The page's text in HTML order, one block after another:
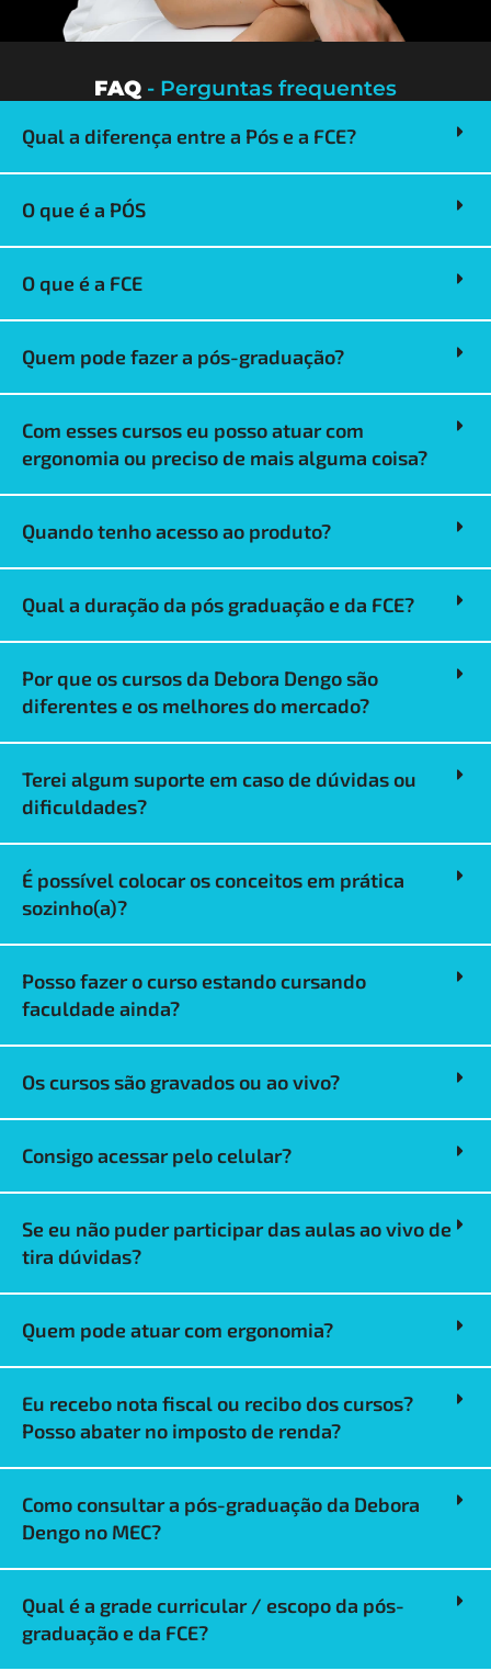
FAQ - Perguntas frequentes
Qual a diferença entre a Pós e a FCE?
O que é a PÓS
O que é a FCE
Quem pode fazer a pós-graduação?
Com esses cursos eu posso atuar com
ergonomia ou preciso de mais alguma coisa?
Quando tenho acesso ao produto?
Qual a duração da pós graduação e da FCE?
Por que os cursos da Debora Dengo são
diferentes e os melhores do mercado?
Terei algum suporte em caso de dúvidas ou
dificuldades?
É possível colocar os conceitos em prática
sozinho(a)?
Posso fazer o curso estando cursando
faculdade ainda?
Os cursos são gravados ou ao vivo?
Consigo acessar pelo celular?
Se eu não puder participar das aulas ao vivo de
tira dúvidas?
Quem pode atuar com ergonomia?
Eu recebo nota fiscal ou recibo dos cursos?
Posso abater no imposto de renda?
Como consultar a pós-graduação da Debora
Dengo no MEC?
Qual é a grade curricular / escopo da pós-
graduação e da FCE?